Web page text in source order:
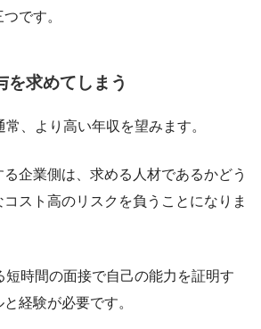
です。
を求めてしまう
、より高い年収を望みます。
企業側は、求める人材であるかどう
スト高のリスクを負うことになりま
短時間の面接で自己の能力を証明す
経験が必要です。